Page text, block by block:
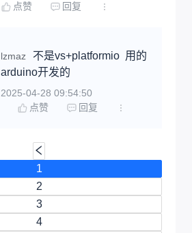
点赞 回复
lzmaz
不是vs+platformio  用的
arduino开发的
2025-04-28 09:54:50
点赞
回复
1
2
3
4